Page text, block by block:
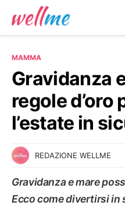
MAMMA
Gravidanza
regole d’oro
l’estate in
REDAZIONE WELLME
Gravidanza e mare
Ecco come divertirsi in